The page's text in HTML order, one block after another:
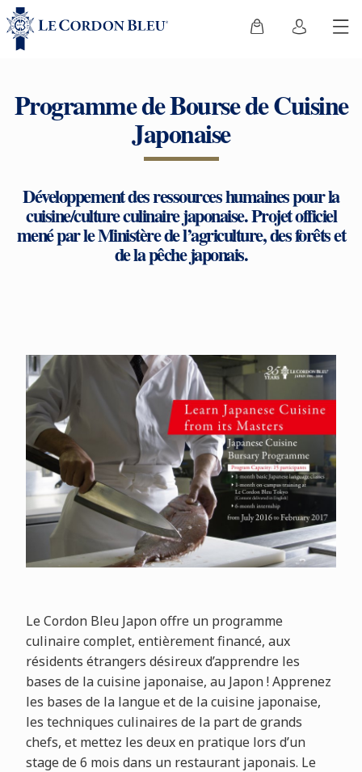
Programme de Bourse de Cuisine
Japonaise
Développement des ressources humaines pour la
cuisine/culture culinaire japonaise. Projet officiel
mené par le Ministère de l’agriculture, des forêts et
de la pêche japonais.
Le Cordon Bleu Japon offre un programme
culinaire complet, entièrement financé, aux
résidents étrangers désireux d’apprendre les
bases de la cuisine japonaise, au Japon ! Apprenez
les bases de la langue et de la cuisine japonaise,
les techniques culinaires de la part de grands
chefs, et mettez les deux en pratique lors d’un
stage de 6 mois dans un restaurant japonais. Le